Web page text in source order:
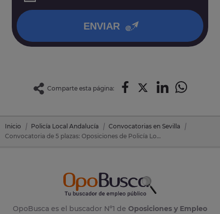
ENVIAR
Comparte esta página:
Inicio Policía Local Andalucía
Convocatorias en Sevilla
Convocatoria de 5 plazas: Oposiciones de Policía Local Andalucía en Guillena (Sevilla)
OpoBusca es el buscador Nº1 de Oposiciones y Empleo